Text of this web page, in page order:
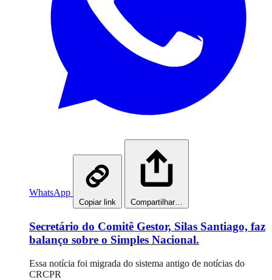
WhatsApp
Copiar link Compartilhar…
Secretário do Comitê Gestor, Silas Santiago, faz
balanço sobre o Simples Nacional.
Essa notícia foi migrada do sistema antigo de notícias do
CRCPR